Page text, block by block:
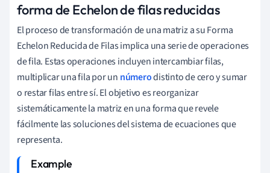
forma de Echelon de filas reducidas
El proceso de transformación de una matriz a su Forma
Echelon Reducida de Filas implica una serie de operaciones
de fila. Estas operaciones incluyen intercambiar filas,
multiplicar una fila por un númerodistinto de cero y sumar
o restar filas entre sí. El objetivo es reorganizar
sistemáticamente la matriz en una forma que revele
fácilmente las soluciones del sistema de ecuaciones que
representa.